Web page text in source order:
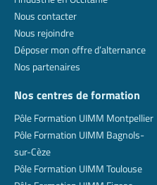
Nous contacter
Nous rejoindre
Déposer mon offre d’alternance
Nos partenaires
Nos centres de formation
Pôle Formation UIMM Montpellier
Pôle Formation UIMM Bagnols-
sur-Cèze
Pôle Formation UIMM Toulouse